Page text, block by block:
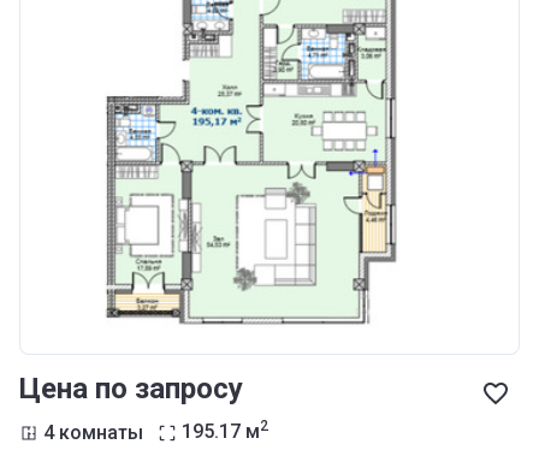
Цена по запросу
4 комнаты 195.17 м2